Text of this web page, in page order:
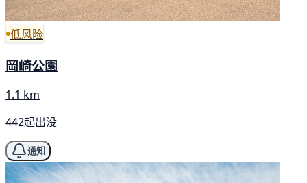
低风险
岡崎公園
1.1 km
442起出没
通知